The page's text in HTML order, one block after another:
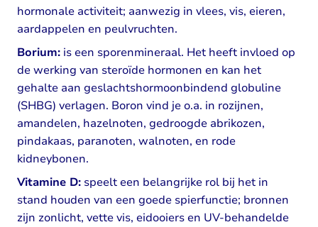
hormonale activiteit; aanwezig in vlees, vis, eieren,
aardappelen en peulvruchten.
Borium: is een sporenmineraal. Het heeft invloed op
de werking van steroïde hormonen en kan het
gehalte aan geslachtshormoonbindend globuline
(SHBG) verlagen. Boron vind je o.a. in rozijnen,
amandelen, hazelnoten, gedroogde abrikozen,
pindakaas, paranoten, walnoten, en rode
kidneybonen.
Vitamine D: speelt een belangrijke rol bij het in
stand houden van een goede spierfunctie; bronnen
zijn zonlicht, vette vis, eidooiers en UV-behandelde